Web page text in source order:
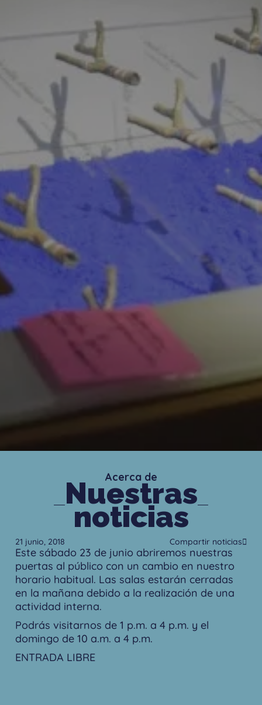
Acerca de
Nuestras
noticias
21 junio, 2018 Compartir noticias
Este sábado 23 de junio abriremos nuestras
puertas al público con un cambio en nuestro
horario habitual. Las salas estarán cerradas
en la mañana debido a la realización de una
actividad interna.
Podrás visitarnos de 1 p.m. a 4 p.m. y el
domingo de 10 a.m. a 4 p.m.
ENTRADA LIBRE